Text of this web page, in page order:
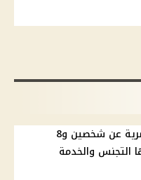
إسقاط الجنسية المصرية عن شخصين و8
التجنس والخدمة